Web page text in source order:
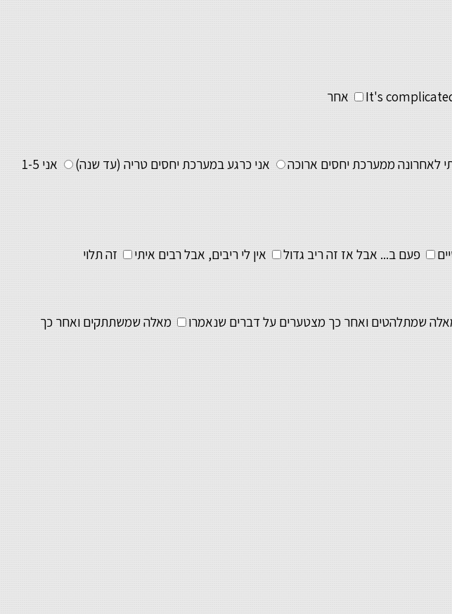
It's
אחר
לאחרונה ממערכת יחסים ארוכה אני כרגע במערכת יחסים טריה (עד שנה)
אני 1-5
פעם ב... אבל אז זה ריב גדול אין לי ריבים, אבל רבים איתי
זה תלוי
שמתלהטים ואחר כך מצטערים על דברים שנאמרו
מאלה שמשתתקים ואחר כך